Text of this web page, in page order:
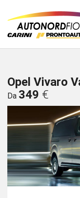
Opel Vivaro
Da 349 €